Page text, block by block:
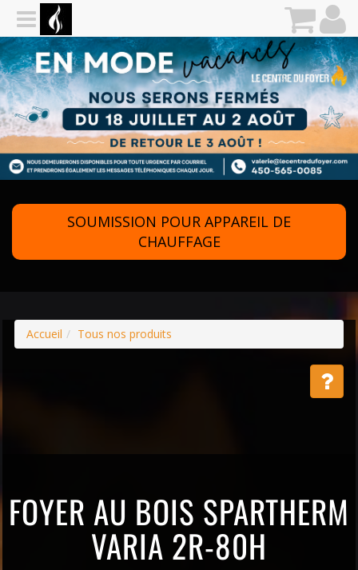
SOUMISSION POUR APPAREIL DE
CHAUFFAGE
Accueil Tous nos produits
FOYER AU BOIS SPARTHERM
VARIA 2R-80H